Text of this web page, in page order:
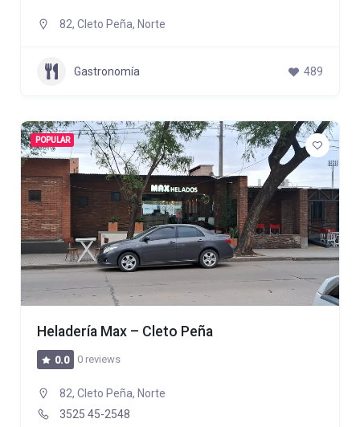
82, Cleto Peña, Norte
Gastronomía 489
POPULAR
Heladería Max – Cleto Peña
0.0 0 reviews
82, Cleto Peña, Norte
3525 45-2548